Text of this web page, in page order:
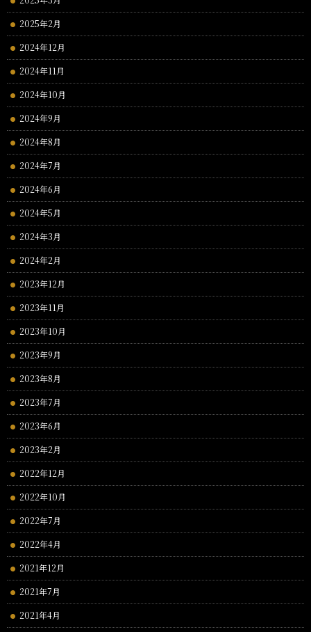
2025年2月
2024年12月
2024年11月
2024年10月
2024年9月
2024年8月
2024年7月
2024年6月
2024年5月
2024年3月
2024年2月
2023年12月
2023年11月
2023年10月
2023年9月
2023年8月
2023年7月
2023年6月
2023年2月
2022年12月
2022年10月
2022年7月
2022年4月
2021年12月
2021年7月
2021年4月